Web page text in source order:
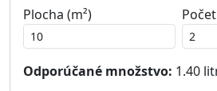
Plocha (m²)
Odporúčané množstvo: 1.40